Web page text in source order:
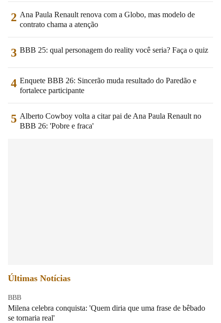
2 Ana Paula Renault renova com a Globo, mas modelo de
contrato chama a atenção
3 BBB 25: qual personagem do reality você seria? Faça o quiz
4 Enquete BBB 26: Sincerão muda resultado do Paredão e
fortalece participante
5 Alberto Cowboy volta a citar pai de Ana Paula Renault no
BBB 26: 'Pobre e fraca'
Últimas Notícias
BBB
Milena celebra conquista: 'Quem diria que uma frase de bêbado
se tornaria real'